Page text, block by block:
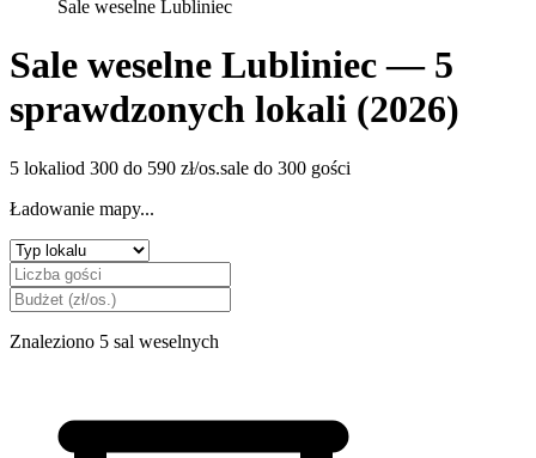
Sale weselne Lubliniec
Sale weselne Lubliniec — 5
sprawdzonych lokali (2026)
5 lokaliod 300 do 590 zł/os.sale do 300 gości
Ładowanie mapy...
Znaleziono 5 sal weselnych